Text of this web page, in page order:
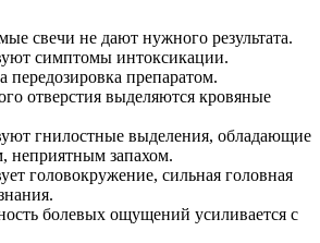
свечи не дают нужного результата.
симптомы интоксикации.
передозировка препаратом.
отверстия выделяются кровяные
гнилостные выделения, обладающие
неприятным запахом.
головокружение, сильная головная
болевых ощущений усиливается с